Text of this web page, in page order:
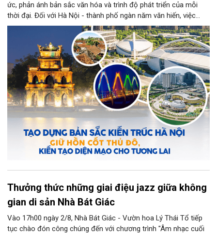
ức, phản ánh bản sắc văn hóa và trình độ phát triển của mỗi
thời đại. Đối với Hà Nội - thành phố ngàn năm văn hiến, việc
kiến tạo những công trình mới hài hòa với không gian lịch sử,
đồng thời phát huy vai trò của đội ngũ kiến trúc sư trong bảo
tồn và sáng tạo, là yêu cầu quan trọng để xây dựng Thủ đô
"Văn hiến - Văn minh - Hiện đại", đáp ứng yêu cầu phát triển
trong thời kỳ mới.
Thưởng thức những giai điệu jazz giữa không
gian di sản Nhà Bát Giác
Vào 17h00 ngày 2/8, Nhà Bát Giác - Vườn hoa Lý Thái Tổ tiếp
tục chào đón công chúng đến với chương trình "Âm nhạc cuối